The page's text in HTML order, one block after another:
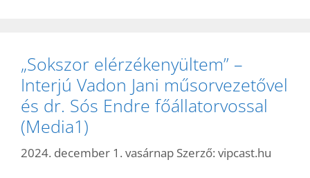
„Sokszor elérzékenyültem” –
Interjú Vadon Jani műsorvezetővel
és dr. Sós Endre főállatorvossal
(Media1)
2024. december 1. vasárnap Szerző: vipcast.hu